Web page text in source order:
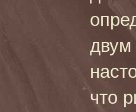
что